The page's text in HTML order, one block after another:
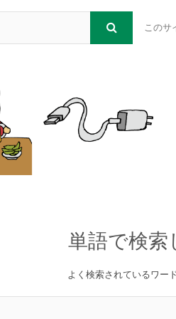
このサ
単語で検索
よく検索されているワー